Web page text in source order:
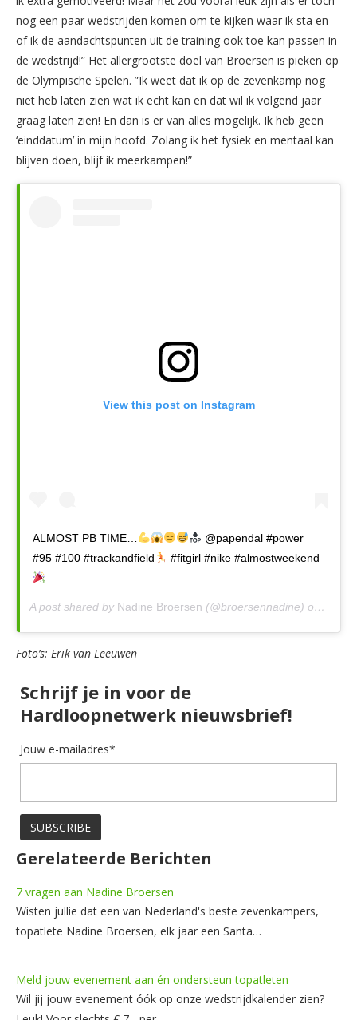
nog een paar wedstrijden komen om te kijken waar ik sta en
of ik de aandachtspunten uit de training ook toe kan passen in
de wedstrijd!” Het allergrootste doel van Broersen is pieken op
de Olympische Spelen. ”Ik weet dat ik op de zevenkamp nog
niet heb laten zien wat ik echt kan en dat wil ik volgend jaar
graag laten zien! En dan is er van alles mogelijk. Ik heb geen
‘einddatum’ in mijn hoofd. Zolang ik het fysiek en mentaal kan
blijven doen, blijf ik meerkampen!”
View this post on Instagram
ALMOST PB TIME…
@papendal #power
#95 #100 #trackandfield
#fitgirl #nike #almostweekend
A post shared by Nadine Broersen (@broersennadine) on
Foto’s: Erik van Leeuwen
Schrijf je in voor de
Hardloopnetwerk nieuwsbrief!
Jouw e-mailadres*
Gerelateerde Berichten
7 vragen aan Nadine Broersen
Wisten jullie dat een van Nederland's beste zevenkampers,
topatlete Nadine Broersen, elk jaar een Santa…
Meld jouw evenement aan én ondersteun topatleten
Wil jij jouw evenement óók op onze wedstrijdkalender zien?